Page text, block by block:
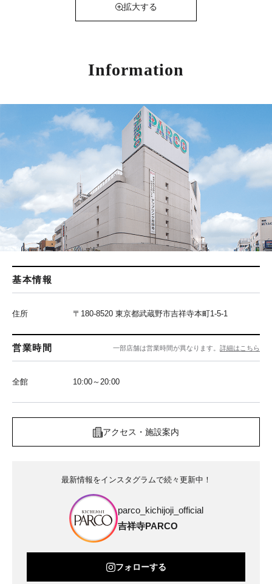
拡大する
Information
基本情報
住所 〒180-8520 東京都武蔵野市吉祥寺本町1-5-1
営業時間 一部店舗は営業時間が異なります。 詳細はこちら
全館 10:00～20:00
アクセス・施設案内
最新情報をインスタグラムで続々更新中！
parco_kichijoji_official
吉祥寺PARCO
フォローする